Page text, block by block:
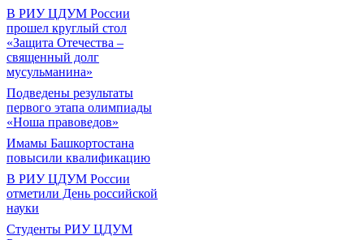
В РИУ ЦДУМ России
прошел круглый стол
«Защита Отечества –
священный долг
мусульманина»
Подведены результаты
первого этапа олимпиады
«Ноша правоведов»
Имамы Башкортостана
повысили квалификацию
В РИУ ЦДУМ России
отметили День российской
науки
Студенты РИУ ЦДУМ